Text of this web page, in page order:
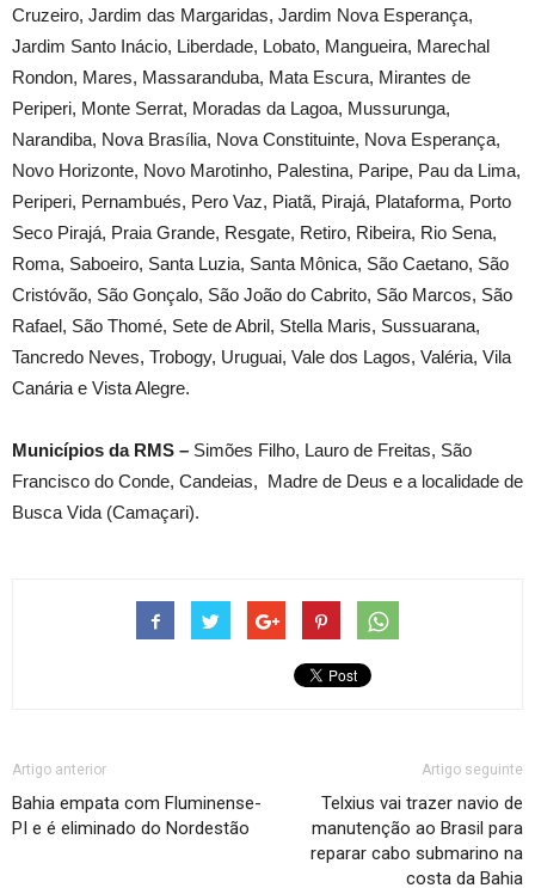
Cruzeiro, Jardim das Margaridas, Jardim Nova Esperança,
Jardim Santo Inácio, Liberdade, Lobato, Mangueira, Marechal
Rondon, Mares, Massaranduba, Mata Escura, Mirantes de
Periperi, Monte Serrat, Moradas da Lagoa, Mussurunga,
Narandiba, Nova Brasília, Nova Constituinte, Nova Esperança,
Novo Horizonte, Novo Marotinho, Palestina, Paripe, Pau da Lima,
Periperi, Pernambués, Pero Vaz, Piatã, Pirajá, Plataforma, Porto
Seco Pirajá, Praia Grande, Resgate, Retiro, Ribeira, Rio Sena,
Roma, Saboeiro, Santa Luzia, Santa Mônica, São Caetano, São
Cristóvão, São Gonçalo, São João do Cabrito, São Marcos, São
Rafael, São Thomé, Sete de Abril, Stella Maris, Sussuarana,
Tancredo Neves, Trobogy, Uruguai, Vale dos Lagos, Valéria, Vila
Canária e Vista Alegre.
Municípios da RMS – Simões Filho, Lauro de Freitas, São
Francisco do Conde, Candeias, Madre de Deus e a localidade de
Busca Vida (Camaçari).
Artigo anterior
Bahia empata com Fluminense-
PI e é eliminado do Nordestão
Artigo seguinte
Telxius vai trazer navio de
manutenção ao Brasil para
reparar cabo submarino na
costa da Bahia